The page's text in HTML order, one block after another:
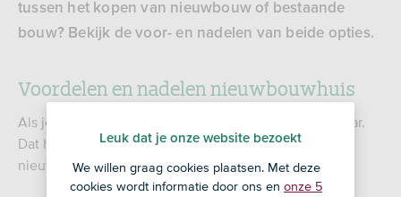
tussen het kopen van nieuwbouw of bestaande
bouw? Bekijk de voor- en nadelen van beide opties.
Voordelen en nadelennieuwbouwhuis
Als je een nieuwbouwhuis koopt, ben jij de 1e eigenaar.
Dat heeft zo zijn voordelen, maar het kopen van een
nieuwbouwhuis kan ook nadelen hebben.
Leuk dat je onze website bezoekt
We willen graag cookies plaatsen. Met deze
cookies wordt informatie door ons en onze 5